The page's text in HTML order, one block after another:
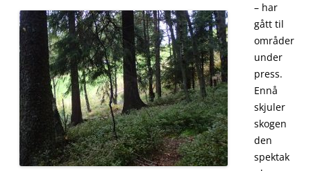
– har
gått til
områder
under
press.
Ennå
skjuler
skogen
den
spektak